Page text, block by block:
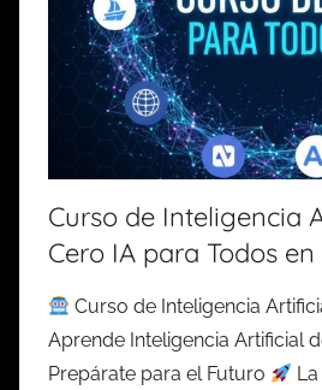
Curso de Inteligencia
Cero IA para Todos
Curso de Inteligencia
Aprende Inteligencia Artificial
Prepárate para el Futuro